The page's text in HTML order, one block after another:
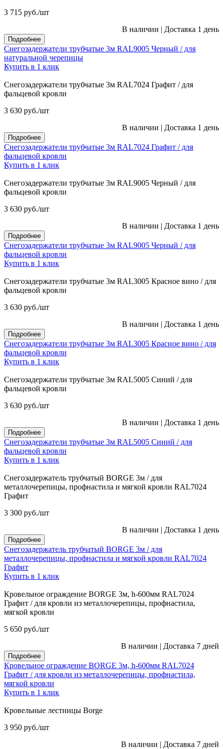
3 715 руб./шт
В наличии | Доставка 1 день
Подробнее
Снегозадержатели трубчатые 3м RAL9005 Черный / для
натуральной черепицы
Купить в 1 клик
Снегозадержатели трубчатые 3м RAL7024 Графит / для
фальцевой кровли
3 630 руб./шт
В наличии | Доставка 1 день
Подробнее
Снегозадержатели трубчатые 3м RAL7024 Графит / для
фальцевой кровли
Купить в 1 клик
Снегозадержатели трубчатые 3м RAL9005 Черный / для
фальцевой кровли
3 630 руб./шт
В наличии | Доставка 1 день
Подробнее
Снегозадержатели трубчатые 3м RAL9005 Черный / для
фальцевой кровли
Купить в 1 клик
Снегозадержатели трубчатые 3м RAL3005 Красное вино / для
фальцевой кровли
3 630 руб./шт
В наличии | Доставка 1 день
Подробнее
Снегозадержатели трубчатые 3м RAL3005 Красное вино / для
фальцевой кровли
Купить в 1 клик
Снегозадержатели трубчатые 3м RAL5005 Синий / для
фальцевой кровли
3 630 руб./шт
В наличии | Доставка 1 день
Подробнее
Снегозадержатели трубчатые 3м RAL5005 Синий / для
фальцевой кровли
Купить в 1 клик
Снегозадержатель трубчатый BORGE 3м / для
металлочерепицы, профнастила и мягкой кровли RAL7024
Графит
3 300 руб./шт
В наличии | Доставка 1 день
Подробнее
Снегозадержатель трубчатый BORGE 3м / для
металлочерепицы, профнастила и мягкой кровли RAL7024
Графит
Купить в 1 клик
Кровельное ограждение BORGE 3м, h-600мм RAL7024
Графит / для кровли из металлочерепицы, профнастила,
мягкой кровли
5 650 руб./шт
В наличии | Доставка 7 дней
Подробнее
Кровельное ограждение BORGE 3м, h-600мм RAL7024
Графит / для кровли из металлочерепицы, профнастила,
мягкой кровли
Купить в 1 клик
Кровельные лестницы Borge
3 950 руб./шт
В наличии | Доставка 7 дней